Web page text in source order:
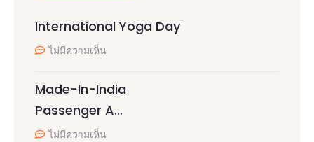
International Yoga Day
ไม่มีความเห็น
Made-In-India
Passenger A…
ไม่มีความเห็น